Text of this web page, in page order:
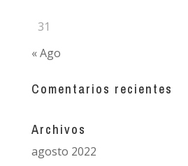
31
« Ago
Comentarios recientes
Archivos
agosto 2022